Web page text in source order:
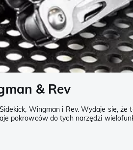
& Rev
Wingman i Rev. Wydaje się,
pokrowców do tych narzędzi